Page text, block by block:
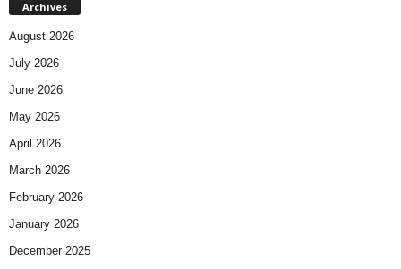
Archives
August 2026
July 2026
June 2026
May 2026
April 2026
March 2026
February 2026
January 2026
December 2025